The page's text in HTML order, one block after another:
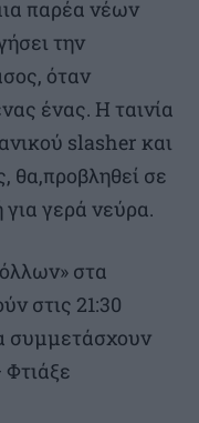
παρέα νέων
την
όταν
ένας. Η ταινία
slasher και
θα,προβληθεί σε
γερά νεύρα.
στα
στις 21:30
συμμετάσχουν
Φτιάξε